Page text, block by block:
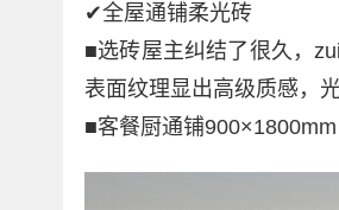
✔全屋通铺柔光砖
■选砖屋主纠结了很久，
表面纹理显出高级质感，
■客餐厨通铺